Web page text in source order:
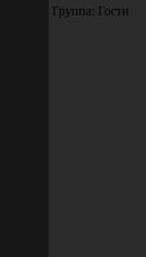
Группа: Гости